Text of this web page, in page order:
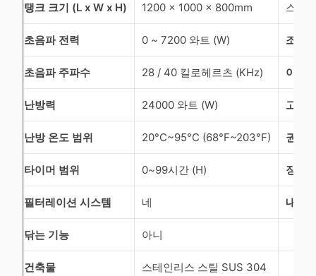
탱크 크기 (L x W x H) 1200 x 1000 x 800mm 스테
초음파 전력 0 ~ 7200 와트 (W) 조절
초음파 주파수 28 / 40 킬로헤르츠 (KHz) 이중
난방력 24000 와트 (W) 고전
난방 온도 범위 20°C~95°C (68°F~203°F) 권장
타이머 범위 0~99시간 (H) 장시
필터레이션 시스템 네 내장
닦는 기능 아니
건축물 스테인리스 스틸 SUS 304